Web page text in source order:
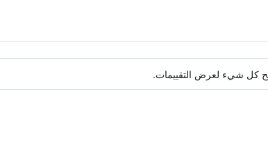
كل شيء لعرض التقييمات.